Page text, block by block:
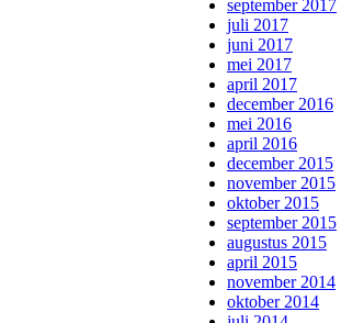
september 2017
juli 2017
juni 2017
mei 2017
april 2017
december 2016
mei 2016
april 2016
december 2015
november 2015
oktober 2015
september 2015
augustus 2015
april 2015
november 2014
oktober 2014